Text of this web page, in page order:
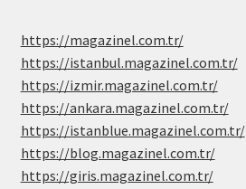
https://magazinel.com.tr/
https://istanbul.magazinel.com.tr/
https://izmir.magazinel.com.tr/
https://ankara.magazinel.com.tr/
https://istanblue.magazinel.com.tr/
https://blog.magazinel.com.tr/
https://giris.magazinel.com.tr/